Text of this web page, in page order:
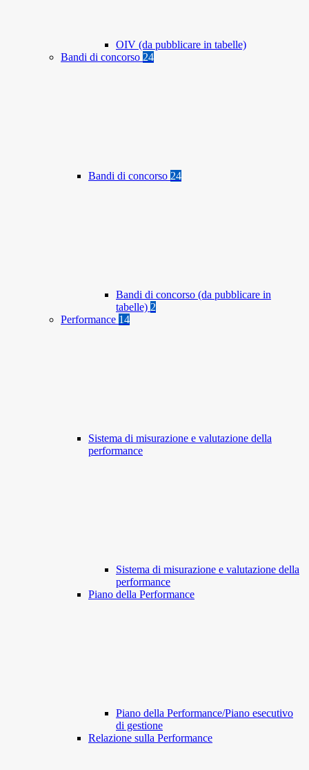
OIV (da pubblicare in tabelle)
Bandi di concorso 24
Bandi di concorso 24
Bandi di concorso (da pubblicare in
tabelle) 2
Performance 14
Sistema di misurazione e valutazione della
performance
Sistema di misurazione e valutazione della
performance
Piano della Performance
Piano della Performance/Piano esecutivo
di gestione
Relazione sulla Performance